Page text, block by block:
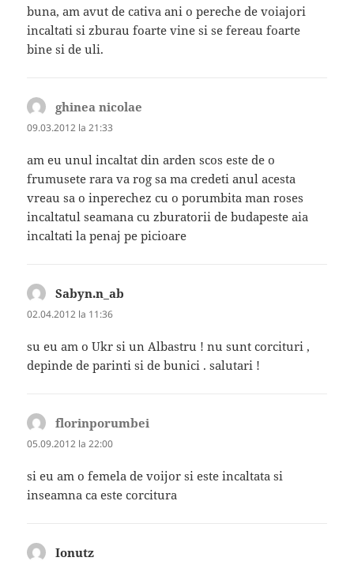
buna, am avut de cativa ani o pereche de voiajori
incaltati si zburau foarte vine si se fereau foarte
bine si de uli.
ghinea nicolae
09.03.2012 la 21:33
am eu unul incaltat din arden scos este de o
frumusete rara va rog sa ma credeti anul acesta
vreau sa o inperechez cu o porumbita man roses
incaltatul seamana cu zburatorii de budapeste aia
incaltati la penaj pe picioare
Sabyn.n_ab
02.04.2012 la 11:36
su eu am o Ukr si un Albastru ! nu sunt corcituri ,
depinde de parinti si de bunici . salutari !
florinporumbei
05.09.2012 la 22:00
si eu am o femela de voijor si este incaltata si
inseamna ca este corcitura
Ionutz